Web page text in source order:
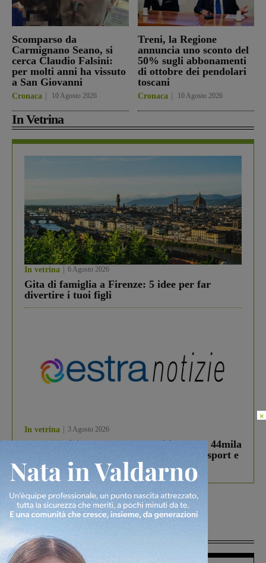
Scomparso da
Carmignano Seano, si
cerca Claudio Falsini:
per molti anni ha vissuto
a San Giovanni
Cronaca 10 Agosto 2026
Treni, la Regione
annuncia uno sconto del
50% sugli abbonamenti
di ottobre dei pendolari
toscani
Cronaca 10 Agosto 2026
In Vetrina
In vetrina 6 Agosto 2026
Gita di famiglia a Firenze: 5 idee per far
divertire i tuoi figli
In vetrina 3 Agosto 2026
Estra Notizie agosto: Smart Cities, oltre 44mila
studenti coinvolti, torna il bando per lo sport e
debutta il podcast Estrair
Più lette
×